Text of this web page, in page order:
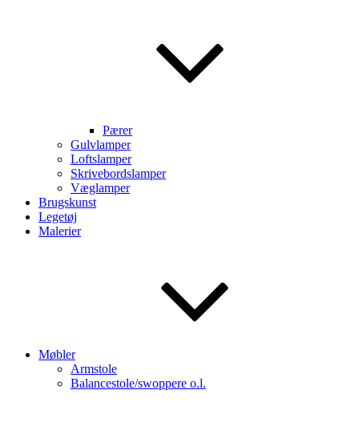
Pærer
Gulvlamper
Loftslamper
Skrivebordslamper
Væglamper
Brugskunst
Legetøj
Malerier
Møbler
Armstole
Balancestole/swoppere o.l.